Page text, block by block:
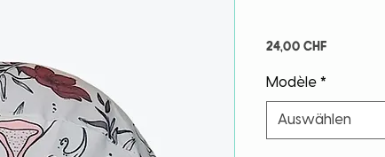
24,00 CHF
Modèle *
Auswählen